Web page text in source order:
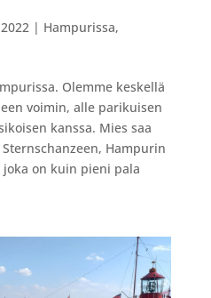
| Hampurissa,
Olemme keskellä
voimin, alle parikuisen
kanssa. Mies saa
Hampurin
on kuin pieni pala